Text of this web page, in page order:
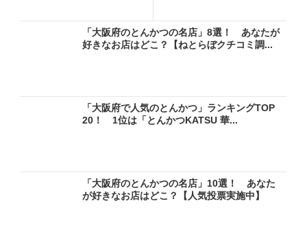
「大阪府のとんかつの名店」8選！ あなたが
好きなお店はどこ？【ねとらぼクチコミ調...
「大阪府で人気のとんかつ」ランキングTOP
20！ 1位は「とんかつKATSU 華...
「大阪府のとんかつの名店」10選！ あなた
が好きなお店はどこ？【人気投票実施中】